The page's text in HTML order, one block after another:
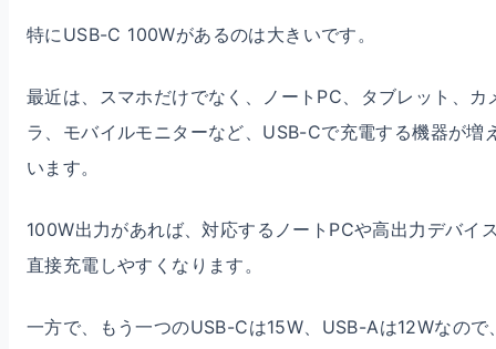
特にUSB-C 100Wがあるのは大きいです。
最近は、スマホだけでなく、ノートPC、タブレット、カ
ラ、モバイルモニターなど、USB-Cで充電する機器が増
います。
100W出力があれば、対応するノートPCや高出力デバイ
直接充電しやすくなります。
一方で、もう一つのUSB-Cは15W、USB-Aは12Wなので